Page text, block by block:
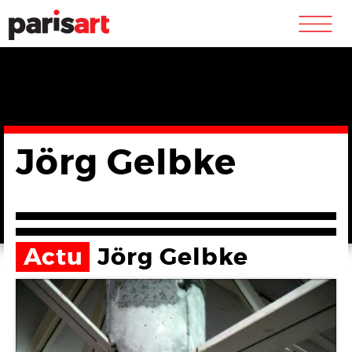
m
Jörg Gelbke
Actu Jörg Gelbke